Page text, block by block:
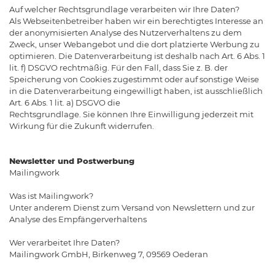
Auf welcher Rechtsgrundlage verarbeiten wir Ihre Daten?
Als Webseitenbetreiber haben wir ein berechtigtes Interesse an
der anonymisierten Analyse des Nutzerverhaltens zu dem
Zweck, unser Webangebot und die dort platzierte Werbung zu
optimieren. Die Datenverarbeitung ist deshalb nach Art. 6 Abs. 1
lit. f) DSGVO rechtmäßig. Für den Fall, dass Sie z. B. der
Speicherung von Cookies zugestimmt oder auf sonstige Weise
in die Datenverarbeitung eingewilligt haben, ist ausschließlich
Art. 6 Abs. 1 lit. a) DSGVO die
Rechtsgrundlage. Sie können Ihre Einwilligung jederzeit mit
Wirkung für die Zukunft widerrufen.
Newsletter und Postwerbung
Mailingwork
Was ist Mailingwork?
Unter anderem Dienst zum Versand von Newslettern und zur
Analyse des Empfängerverhaltens
Wer verarbeitet Ihre Daten?
Mailingwork GmbH, Birkenweg 7, 09569 Oederan